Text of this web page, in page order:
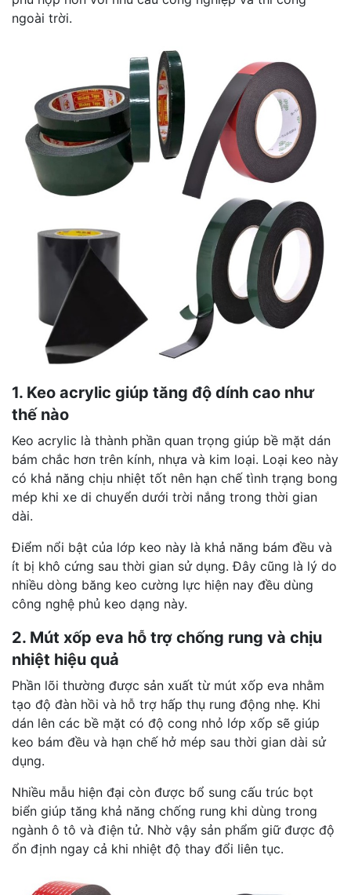
ngoài trời.
1. Keo acrylic giúp tăng độ dính cao như
thế nào
Keo acrylic là thành phần quan trọng giúp bề mặt dán
bám chắc hơn trên kính, nhựa và kim loại. Loại keo này
có khả năng chịu nhiệt tốt nên hạn chế tình trạng bong
mép khi xe di chuyển dưới trời nắng trong thời gian
dài.
Điểm nổi bật của lớp keo này là khả năng bám đều và
ít bị khô cứng sau thời gian sử dụng. Đây cũng là lý do
nhiều dòng băng keo cường lực hiện nay đều dùng
công nghệ phủ keo dạng này.
2. Mút xốp eva hỗ trợ chống rung và chịu
nhiệt hiệu quả
Phần lõi thường được sản xuất từ mút xốp eva nhằm
tạo độ đàn hồi và hỗ trợ hấp thụ rung động nhẹ. Khi
dán lên các bề mặt có độ cong nhỏ lớp xốp sẽ giúp
keo bám đều và hạn chế hở mép sau thời gian dài sử
dụng.
Nhiều mẫu hiện đại còn được bổ sung cấu trúc bọt
biển giúp tăng khả năng chống rung khi dùng trong
ngành ô tô và điện tử. Nhờ vậy sản phẩm giữ được độ
ổn định ngay cả khi nhiệt độ thay đổi liên tục.